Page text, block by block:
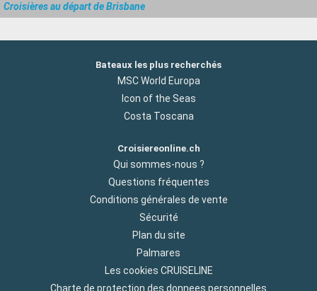
Croisières au départ de Brisbane
Bateaux les plus recherchés
MSC World Europa
Icon of the Seas
Costa Toscana
Croisiereonline.ch
Qui sommes-nous ?
Questions fréquentes
Conditions générales de vente
Sécurité
Plan du site
Palmares
Les cookies CRUISELINE
Charte de protection des donnees personnelles